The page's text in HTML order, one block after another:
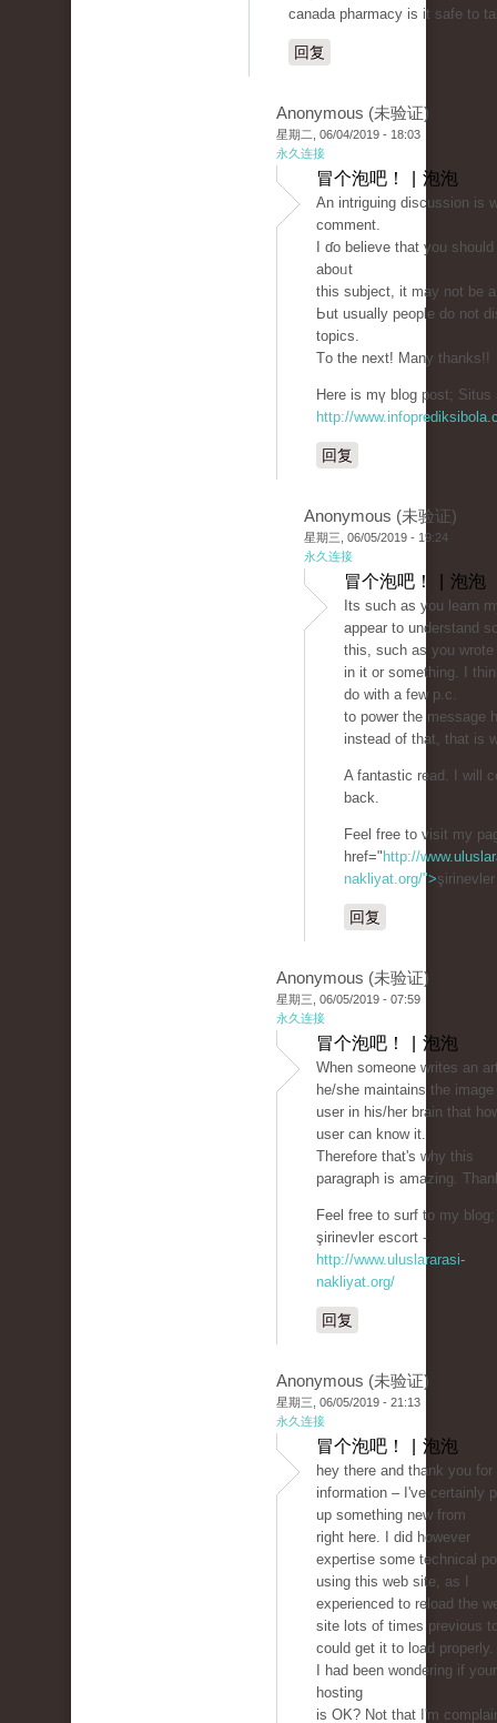
canada pharmacy is it safe to
回复
Anonymous (未验证)
星期二, 06/04/2019 - 18:03
永久连接
冒个泡吧！ | 泡泡
An intriguing discussion іѕ
сomment.
I ɗo believe that you should
aboᥙt
thiѕ subject, it may not bе
Ьut usually people ԁo not
topics.
Тo the next! Many thankѕ!!
Hеre is mү blog post; Situs
http://
回复
Anonymous (未验证)
星期三, 06/05/2019 - 19:24
永久连接
冒个泡吧！ | 泡泡
Its such as you learn
appear to understand
this, such as you wrote
in it or something. I
do with a few p.c.
to power the message
instead of that, that is
A fantastic read. I will
back.
Feel free to visit my
href=" http://
nakliyat.org/">
回复
Anonymous (未验证)
星期三, 06/05/2019 - 07:59
永久连接
冒个泡吧！ | 泡泡
When someone writes an
he/she maintains the
user in his/her brain that
user can know it.
Therefore that's why this
paragraph is amazing.
Feel free to surf to my blog;
şirinevler escort -
http://www.uluslararasi-
nakliyat.org/
回复
Anonymous (未验证)
星期三, 06/05/2019 - 21:13
永久连接
冒个泡吧！ | 泡泡
hey there and thank you for
information – I've certainly
up something new from
right here. I did however
expertise some technical
using this web site, as I
experienced to reload the
site lots of times previous
could get it to load properly.
I had been wondering if
hosting
is OK? Not that I'm